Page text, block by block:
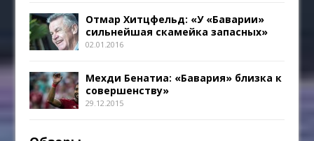
Отмар Хитцфельд: «У «Баварии»
сильнейшая скамейка запасных»
02.01.2016
Мехди Бенатиа: «Бавария» близка к
совершенству»
29.12.2015